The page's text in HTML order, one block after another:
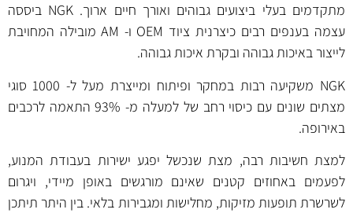
מתקדמים בעלי ביצועים גבוהים ואורך חיים ארוך. NGK ביססה
עצמה בענפים רבים כיצרנית ציוד OEM ו- AM מובילה המחויבת
לייצור באיכות גבוהה ובקרת איכות גבוהה.
NGK משקיעה רבות במחקר ופיתוח ומייצרת מעל ל- 1000 סוגי
מצתים שונים עם כיסוי רחב של למעלה מ- 93% התאמה לרכבים
באירופה.
למצת חשיבות רבה, מצת שנכשל יפגע ישירות בעבודת המנוע,
לפעמים באחוזים קטנים שאינם מורגשים באופן מיידי, ויגרום
לשרשרת תופעות מזיקות, מחלישות ומגבירות בלאי. בין היתר תיתכן